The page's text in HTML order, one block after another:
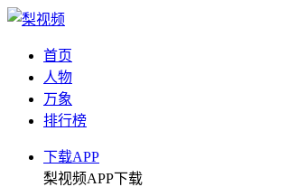
首页
人物
万象
排行榜
下载APP
梨视频APP下载